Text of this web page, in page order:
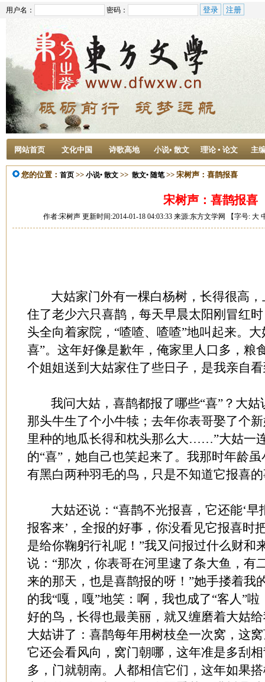
用户名： 密码：
网站首页 文化中国 诗歌高地 小说• 散文 理论 ▪ 论文 主
您的位置： 首页 >> 小说• 散文 >> 散文• 随笔>> 宋树声：喜鹊报喜
宋树声：喜鹊报喜
作者:宋树声 更新时间:2014-01-18 04:03:33 来源:东方文学网 【字号: 大
大姑家门外有一棵白杨树，长得很高，
住了老少六只喜鹊，每天早晨太阳刚冒红
头全向着家院，“喳喳、喳喳”地叫起来。
喜”。这年好像是歉年，俺家里人口多，粮
个姐姐送到大姑家住了些日子，是我亲自
我问大姑，喜鹊都报了哪些“喜”？大姑
那头牛生了个小牛犊；去年你表哥娶了个
里种的地瓜长得和枕头那么大……”大姑一
的“喜”，她自己也笑起来了。我那时年龄
有黑白两种羽毛的鸟，只是不知道它报喜
大姑还说：“喜鹊不光报喜，它还能‘早
报客来’，全报的好事，你没看见它报喜时
是给你鞠躬行礼呢！”我又问报过什么财和
说：“那次，你表哥在河里逮了条大鱼，有
来的那天，也是喜鹊报的呀！”她手搂着我
的我“嘎，嘎”地笑：啊，我也成了“客人”
好的鸟，长得也最美丽，就又缠磨着大姑
大姑讲了：喜鹊每年用树枝垒一次窝，这
它还会看风向，窝门朝哪，这年准是多刮
多，门就朝南。人都相信它们，这年如果